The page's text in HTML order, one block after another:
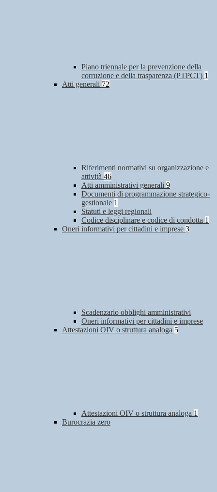
Piano triennale per la prevenzione della
corruzione e della trasparenza (PTPCT) 1
Atti generali 72
Riferimenti normativi su organizzazione e
attività 46
Atti amministrativi generali 9
Documenti di programmazione strategico-
gestionale 1
Statuti e leggi regionali
Codice disciplinare e codice di condotta 1
Oneri informativi per cittadini e imprese 3
Scadenzario obblighi amministrativi
Oneri informativi per cittadini e imprese
Attestazioni OIV o struttura analoga 5
Attestazioni OIV o struttura analoga 1
Burocrazia zero